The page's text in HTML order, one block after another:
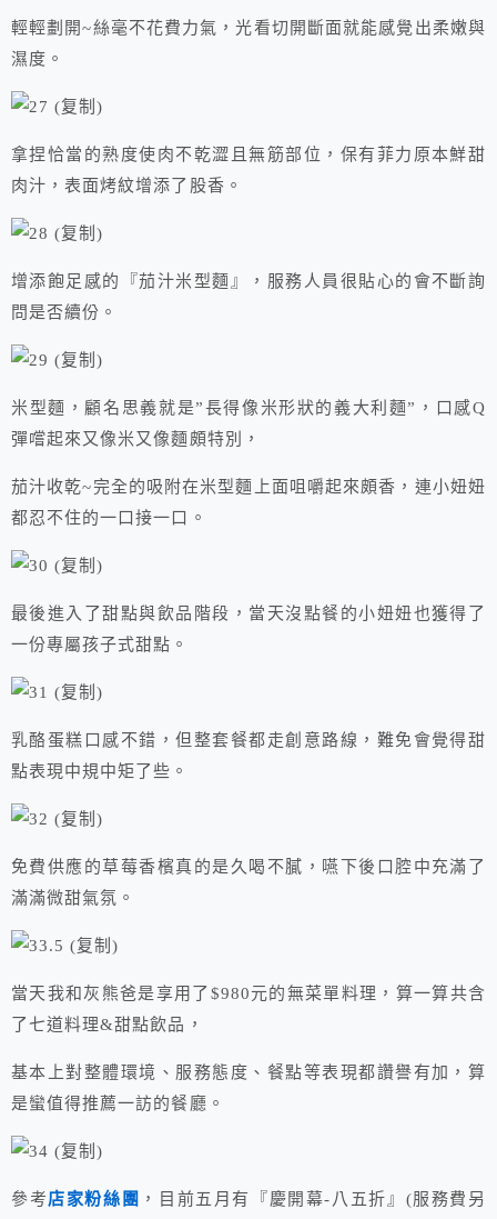
輕輕劃開~絲毫不花費力氣，光看切開斷面就能感覺出柔嫩與
濕度。
拿捏恰當的熟度使肉不乾澀且無筋部位，保有菲力原本鮮甜
肉汁，表面烤紋增添了股香。
增添飽足感的『茄汁米型麵』，服務人員很貼心的會不斷詢
問是否續份。
米型麵，顧名思義就是”長得像米形狀的義大利麵”，口感Q
彈嚐起來又像米又像麵頗特別，
茄汁收乾~完全的吸附在米型麵上面咀嚼起來頗香，連小妞妞
都忍不住的一口接一口。
最後進入了甜點與飲品階段，當天沒點餐的小妞妞也獲得了
一份專屬孩子式甜點。
乳酪蛋糕口感不錯，但整套餐都走創意路線，難免會覺得甜
點表現中規中矩了些。
免費供應的草莓香檳真的是久喝不膩，嚥下後口腔中充滿了
滿滿微甜氣氛。
當天我和灰熊爸是享用了$980元的無菜單料理，算一算共含
了七道料理&甜點飲品，
基本上對整體環境、服務態度、餐點等表現都讚譽有加，算
是蠻值得推薦一訪的餐廳。
參考店家粉絲團 ，目前五月有『慶開幕-八五折』(服務費另